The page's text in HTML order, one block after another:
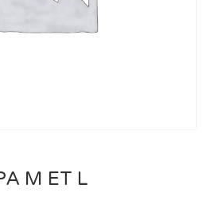
M ET L